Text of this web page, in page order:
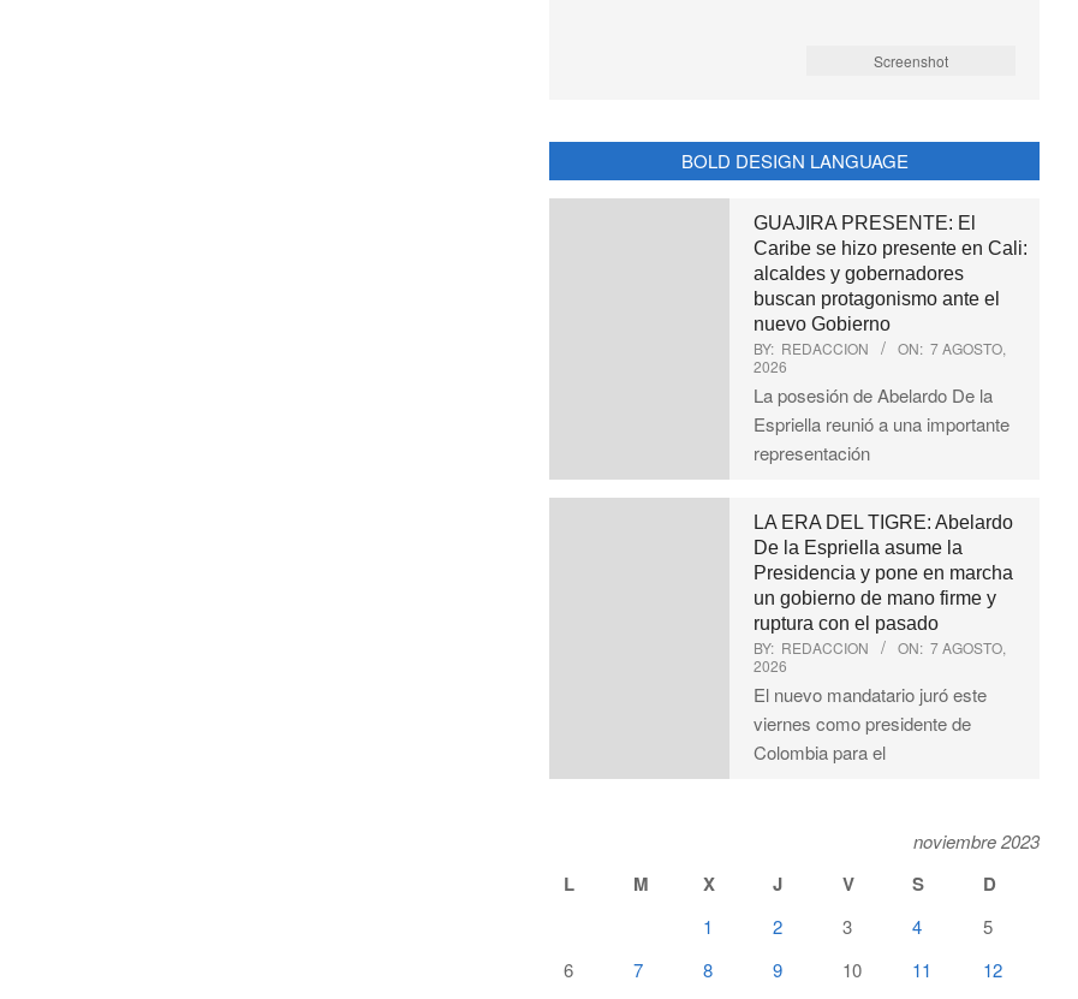
Screenshot
BOLD DESIGN LANGUAGE
GUAJIRA PRESENTE: El
Caribe se hizo presente en Cali:
alcaldes y gobernadores
buscan protagonismo ante el
nuevo Gobierno
BY: REDACCION ON: 7 AGOSTO,
2026
La posesión de Abelardo De la
Espriella reunió a una importante
representación
LA ERA DEL TIGRE: Abelardo
De la Espriella asume la
Presidencia y pone en marcha
un gobierno de mano firme y
ruptura con el pasado
BY: REDACCION ON: 7 AGOSTO,
2026
El nuevo mandatario juró este
viernes como presidente de
Colombia para el
noviembre 2023
L M X J V S D
1 2 3 4
5
6
7 8 9 10 11
12